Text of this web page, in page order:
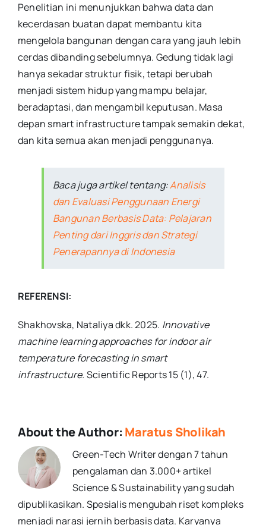
Penelitian ini menunjukkan bahwa data dan
kecerdasan buatan dapat membantu kita
mengelola bangunan dengan cara yang jauh lebih
cerdas dibanding sebelumnya. Gedung tidak lagi
hanya sekadar struktur fisik, tetapi berubah
menjadi sistem hidup yang mampu belajar,
beradaptasi, dan mengambil keputusan. Masa
depan smart infrastructure tampak semakin dekat,
dan kita semua akan menjadi penggunanya.
Baca juga artikel tentang:Analisis
dan Evaluasi Penggunaan Energi
Bangunan Berbasis Data: Pelajaran
Penting dari Inggris dan Strategi
Penerapannya di Indonesia
REFERENSI:
Shakhovska, Nataliya dkk. 2025. Innovative
machine learning approaches for indoor air
temperature forecasting in smart
infrastructure. Scientific Reports 15 (1), 47.
About the Author: Maratus Sholikah
Green-Tech Writer dengan 7 tahun
pengalaman dan 3.000+ artikel
Science & Sustainability yang sudah
dipublikasikan. Spesialis mengubah riset kompleks
menjadi narasi jernih berbasis data. Karyanya